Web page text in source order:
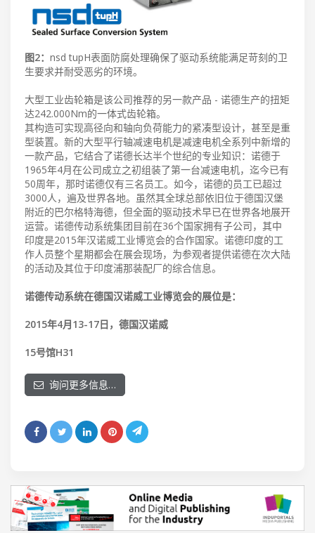
图2： nsd tupH表面防腐处理确保了驱动系统能满足苛刻的卫
生要求并耐受恶劣的环境。
大型工业齿轮箱是该公司推荐的另一款产品 - 诺德生产的扭矩
达242.000Nm的一体式齿轮箱。
其构造可实现高径向和轴向负荷能力的紧凑型设计，甚至是重
型装置。新的大型平行轴减速电机是减速电机全系列中新增的
一款产品，它结合了诺德长达半个世纪的专业知识：诺德于
1965年4月在公司成立之初组装了第一台减速电机，迄今已有
50周年，那时诺德仅有三名员工。如今，诺德的员工已超过
3000人，遍及世界各地。虽然其全球总部依旧位于德国汉堡
附近的巴尔格特海德，但全面的驱动技术早已在世界各地展开
运营。诺德传动系统集团目前在36个国家拥有子公司，其中
印度是2015年汉诺威工业博览会的合作国家。诺德印度的工
作人员整个星期都会在展会现场，为参观者提供诺德在次大陆
的活动及其位于印度浦那装配厂的综合信息。
诺德传动系统在德国汉诺威工业博览会的展位是：
2015年4月13-17日，德国汉诺威
15号馆H31
询问更多信息…